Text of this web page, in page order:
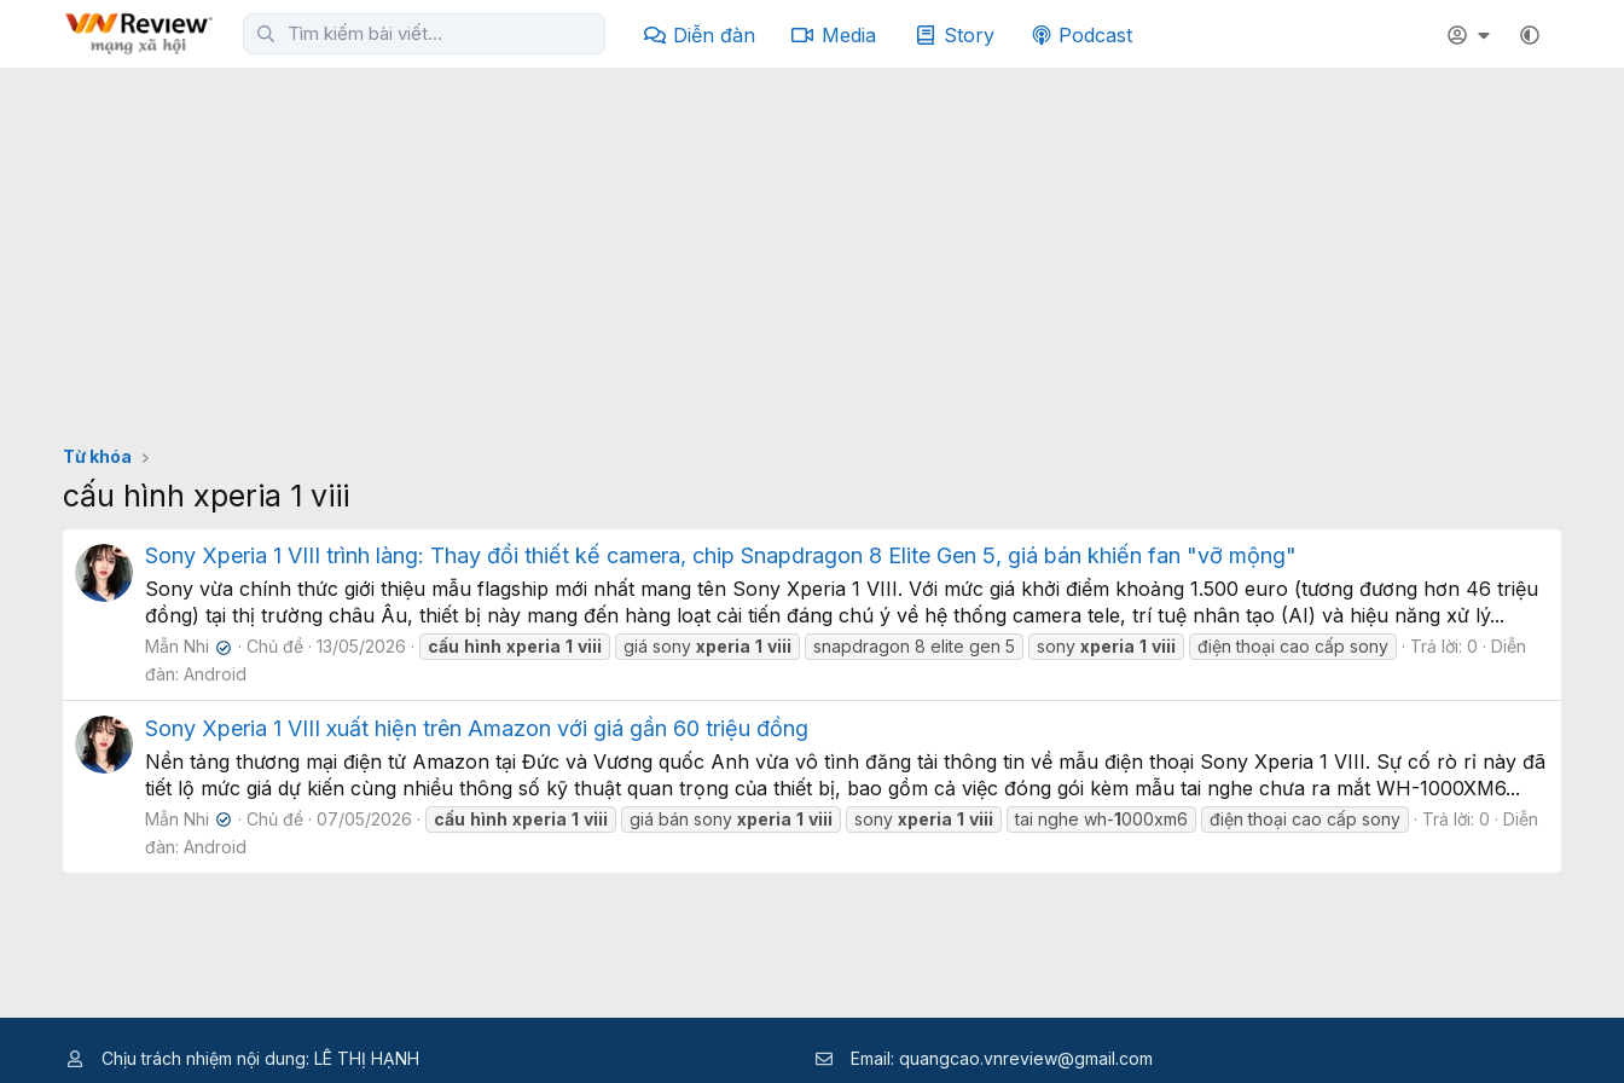
Diễn đàn Media Story Podcast
Từ khóa
cấu hình xperia 1 viii
Sony Xperia 1 VIII trình làng: Thay đổi thiết kế camera, chip Snapdragon 8 Elite Gen 5, giá bán khiến fan "vỡ mộng"
Sony vừa chính thức giới thiệu mẫu flagship mới nhất mang tên Sony Xperia 1 VIII. Với mức giá khởi điểm khoảng 1.500 euro (tương đương hơn 46 triệu
đồng) tại thị trường châu Âu, thiết bị này mang đến hàng loạt cải tiến đáng chú ý về hệ thống camera tele, trí tuệ nhân tạo (AI) và hiệu năng xử lý...
Mẫn Nhi ✔ Chủ đề 13/05/2026 cấu hình xperia 1 viii giá sonyxperia 1 viii snapdragon 8 elite gen 5 sonyxperia 1 viii điện thoại cao cấp sony Trả lời: 0
Diễn
đàn: Android
Sony Xperia 1 VIII xuất hiện trên Amazon với giá gần 60 triệu đồng
Nền tảng thương mại điện tử Amazon tại Đức và Vương quốc Anh vừa vô tình đăng tải thông tin về mẫu điện thoại Sony Xperia 1 VIII. Sự cố rò rỉ này đã
tiết lộ mức giá dự kiến cùng nhiều thông số kỹ thuật quan trọng của thiết bị, bao gồm cả việc đóng gói kèm mẫu tai nghe chưa ra mắt WH-1000XM6...
Mẫn Nhi ✔ Chủ đề 07/05/2026 cấu hình xperia 1 viii giá bán sonyxperia 1 viii sonyxperia 1 viii tai nghe wh-1000xm6 điện thoại cao cấp sony Trả lời: 0
Diễn
đàn: Android
Chịu trách nhiệm nội dung: LÊ THỊ HẠNH Email: quangcao.vnreview@gmail.com